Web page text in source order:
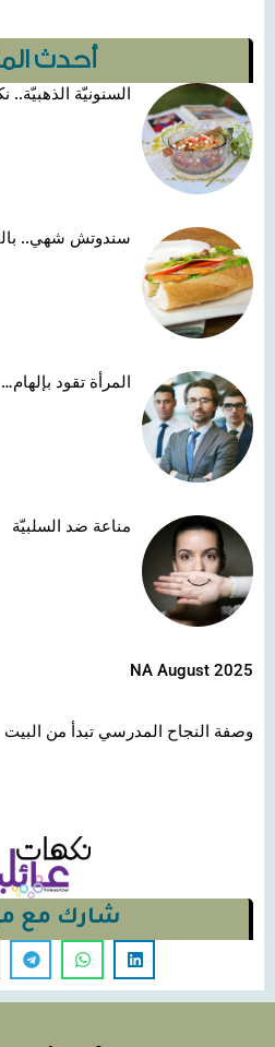
أحدث
السنونيّة الذهبيّة..
سندوتش شهي..
المرأة تقود
مناعة ضد السلبيّة
NA August 2025
وصفة النجاح المدرسي تبدأ من البيت
شارك مع